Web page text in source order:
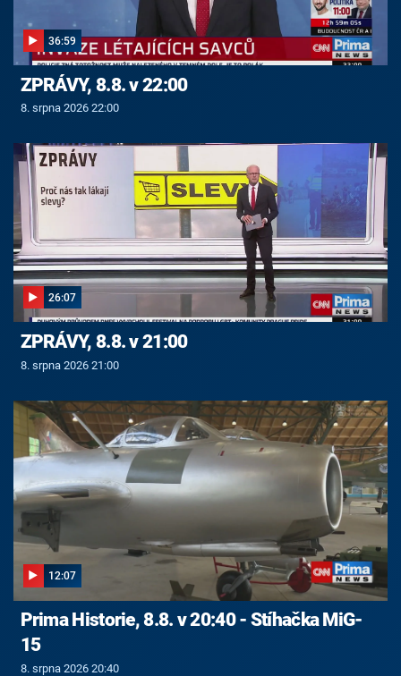
36:59
ZPRÁVY, 8.8. v 22:00
8. srpna 2026 22:00
26:07
ZPRÁVY, 8.8. v 21:00
8. srpna 2026 21:00
12:07
Prima Historie, 8.8. v 20:40 - Stíhačka MiG-
15
8. srpna 2026 20:40